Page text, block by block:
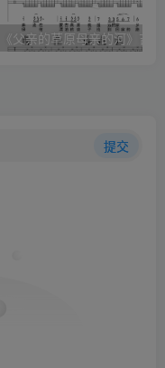
提交